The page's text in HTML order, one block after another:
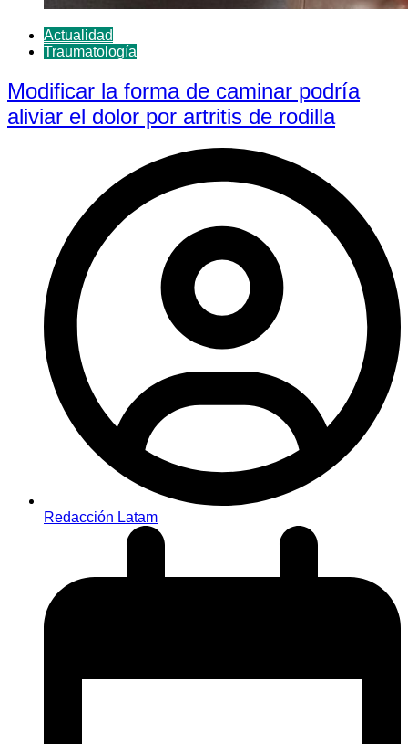
Actualidad
Traumatología
Modificar la forma de caminar podría
aliviar el dolor por artritis de rodilla
Redacción Latam